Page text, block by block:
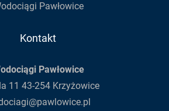
Pawłowice
Kontakt
Pawłowice
11 43-254 Krzyżowice